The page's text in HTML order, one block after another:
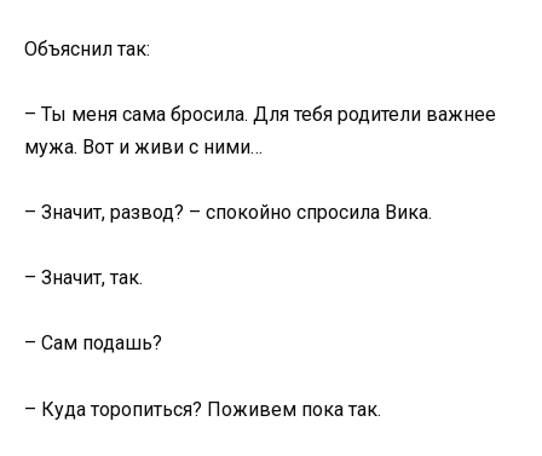
Объяснил так:
– Ты меня сама бросила. Для тебя родители важнее
мужа. Вот и живи с ними…
– Значит, развод? – спокойно спросила Вика.
– Значит, так.
– Сам подашь?
– Куда торопиться? Поживем пока так.